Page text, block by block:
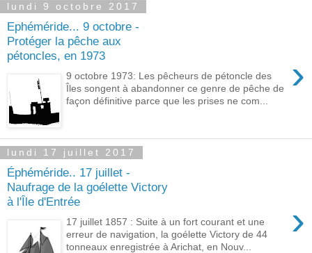
lundi 9 octobre 2017
Ephéméride... 9 octobre -
Protéger la pêche aux
pétoncles, en 1973
›
9 octobre 1973: Les pêcheurs de pétoncle des
Îles songent à abandonner ce genre de pêche de
façon définitive parce que les prises ne com...
lundi 17 juillet 2017
Éphéméride.. 17 juillet -
Naufrage de la goélette Victory
à l'Île d'Entrée
›
17 juillet 1857 : Suite à un fort courant et une
erreur de navigation, la goélette Victory de 44
tonneaux enregistrée à Arichat, en Nouv...